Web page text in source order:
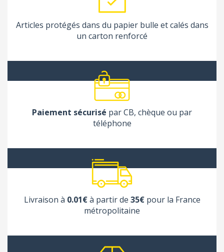
Articles protégés dans du papier bulle et calés dans
un carton renforcé
Paiement sécurisé par CB, chèque ou par
téléphone
Livraison à 0.01€à partir de 35€pour la France
métropolitaine